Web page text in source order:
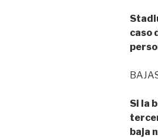
caso
Si la
baja